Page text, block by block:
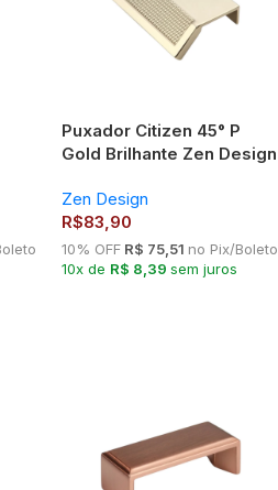
Puxador Citizen 45° P
Gold Brilhante Zen Design
Zen Design
R$83,90
10% OFFR$ 75,51 no Pix/Boleto
10x de R$ 8,39 sem juros